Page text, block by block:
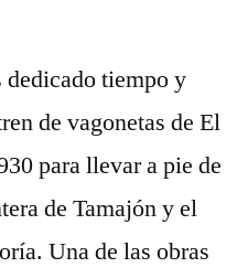
dedicado tiempo y
de vagonetas de El
para llevar a pie de
de Tamajón y el
Una de las obras